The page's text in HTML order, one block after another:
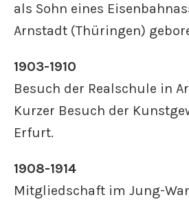
als Sohn eines
Arnstadt (Thüringen)
1903-1910
Besuch der Realschule in
Kurzer Besuch der
Erfurt.
1908-1914
Mitgliedschaft im Jung-